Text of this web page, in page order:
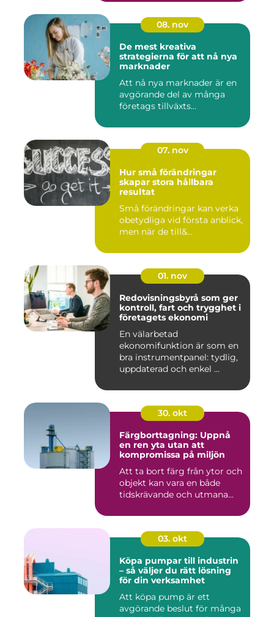
08. nov
De mest kreativa
strategierna för att nå nya
marknader
Att nå nya marknader är en
avgörande del av många
företags tillväxts...
07. nov
Hur små förändringar
skapar stora hållbara
resultat
Små förändringar kan verka
obetydliga vid första anblick,
men när de till&...
01. nov
Redovisningsbyrå som ger
kontroll, fart och trygghet i
företagets ekonomi
En välarbetad
ekonomifunktion är som en
bra instrumentpanel: tydlig,
uppdaterad och enkel ...
30. okt
Färgborttagning: Uppnå
en ren yta utan att
kompromissa på miljön
Att ta bort färg från ytor och
objekt kan vara en både
tidskrävande och utmana...
03. okt
Köpa pumpar till industrin
– så väljer du rätt lösning
för din verksamhet
Att köpa pump är ett
avgörande beslut för många